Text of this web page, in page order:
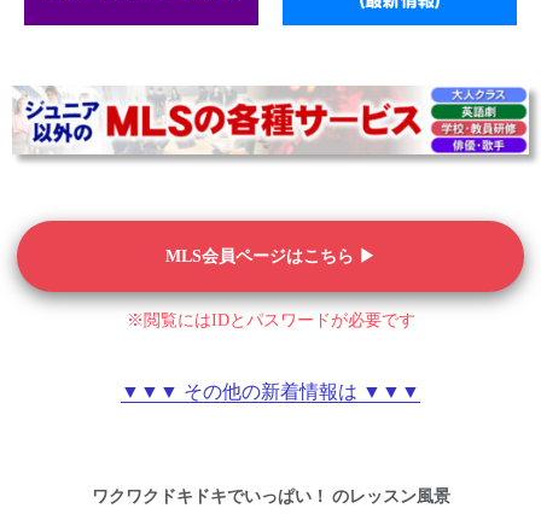
MLS会員ページはこちら ▶︎
※閲覧にはIDとパスワードが必要です
▼▼▼ その他の新着情報は ▼▼▼
ワクワクドキドキでいっぱい！ のレッスン風景